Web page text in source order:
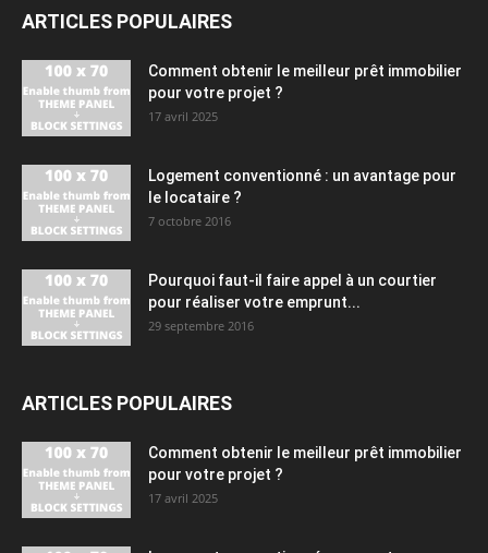
ARTICLES POPULAIRES
Comment obtenir le meilleur prêt immobilier
pour votre projet ?
17 avril 2025
Logement conventionné : un avantage pour
le locataire ?
7 octobre 2016
Pourquoi faut-il faire appel à un courtier
pour réaliser votre emprunt...
29 septembre 2016
ARTICLES POPULAIRES
Comment obtenir le meilleur prêt immobilier
pour votre projet ?
17 avril 2025